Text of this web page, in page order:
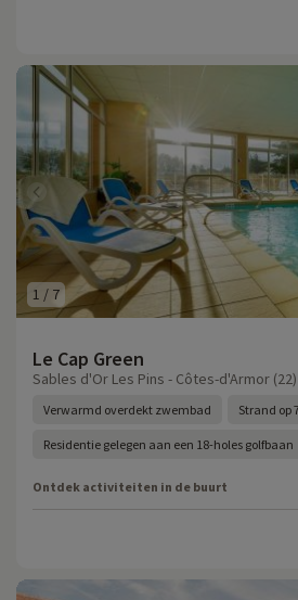
1 / 7
Le Cap Green
Sables d'Or Les Pins - Côtes-d'Armor (22)
Verwarmd overdekt zwembad Strand op
Residentie gelegen aan een 18-holes golfbaan
Ontdek activiteiten in de buurt